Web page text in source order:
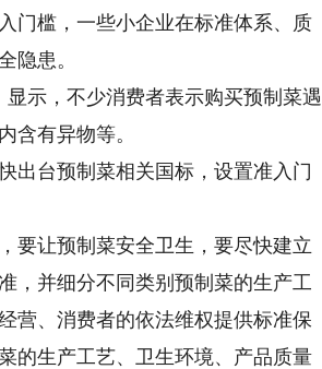
槛，一些小企业在标准体系、质
隐患。
示，不少消费者表示购买预制菜遇
含有异物等。
台预制菜相关国标，设置准入门
让预制菜安全卫生，要尽快建立
，并细分不同类别预制菜的生产工
营、消费者的依法维权提供标准保
的生产工艺、卫生环境、产品质量